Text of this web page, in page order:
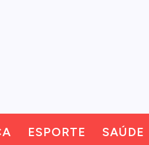
ESPORTE SAÚDE